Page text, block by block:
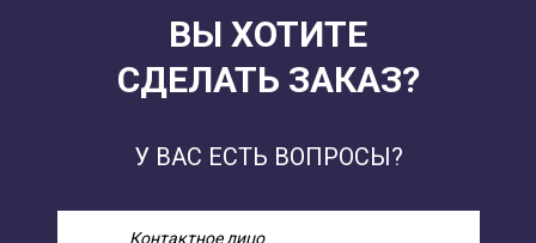
ВЫ ХОТИТЕ
СДЕЛАТЬ ЗАКАЗ?
У ВАС ЕСТЬ ВОПРОСЫ?